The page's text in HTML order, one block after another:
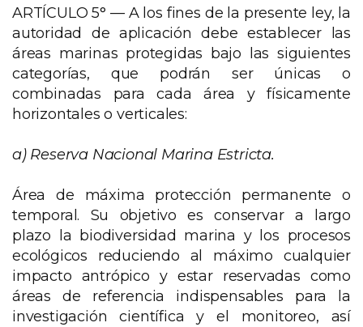
ARTÍCULO 5° — A los fines de la presente ley, la
autoridad de aplicación debe establecer las
áreas marinas protegidas bajo las siguientes
categorías, que podrán ser únicas o
combinadas para cada área y físicamente
horizontales o verticales:
a) Reserva Nacional Marina Estricta.
Área de máxima protección permanente o
temporal. Su objetivo es conservar a largo
plazo la biodiversidad marina y los procesos
ecológicos reduciendo al máximo cualquier
impacto antrópico y estar reservadas como
áreas de referencia indispensables para la
investigación científica y el monitoreo, así